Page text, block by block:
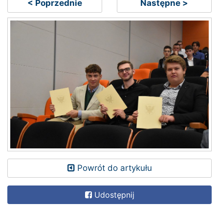
< Poprzednie Następne >
Powrót do artykułu
Udostępnij